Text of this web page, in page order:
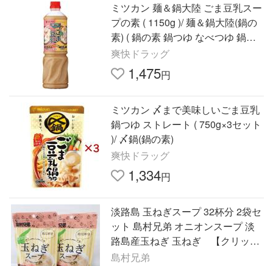
ミツカン 麺＆鍋大陸 ごま豆乳スー
プの素 ( 1150g )/ 麺＆鍋大陸(鍋の
素) ( 鍋の素 鍋つゆ なべつゆ 鍋ス
ープ ラーメンスープ )
爽快ドラッグ
1,475円
ミツカン 〆まで美味しいごま豆乳
鍋つゆ ストレート ( 750g×3セット
)/ 〆鍋(鍋の素)
爽快ドラッグ
1,334円
淡路島 玉ねぎスープ 32杯分 2袋セ
ット 島村兄弟 オニオンスープ 淡
路島産玉ねぎ 玉ねぎ 【クリック
ポスト】
島村兄弟